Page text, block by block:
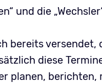
und die
bereits versendet,
diese
planen, berichten,